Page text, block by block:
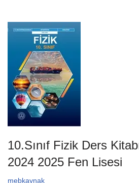
10.Sınıf Fizik Ders
2024 2025 Fen Lisesi
mebkaynak